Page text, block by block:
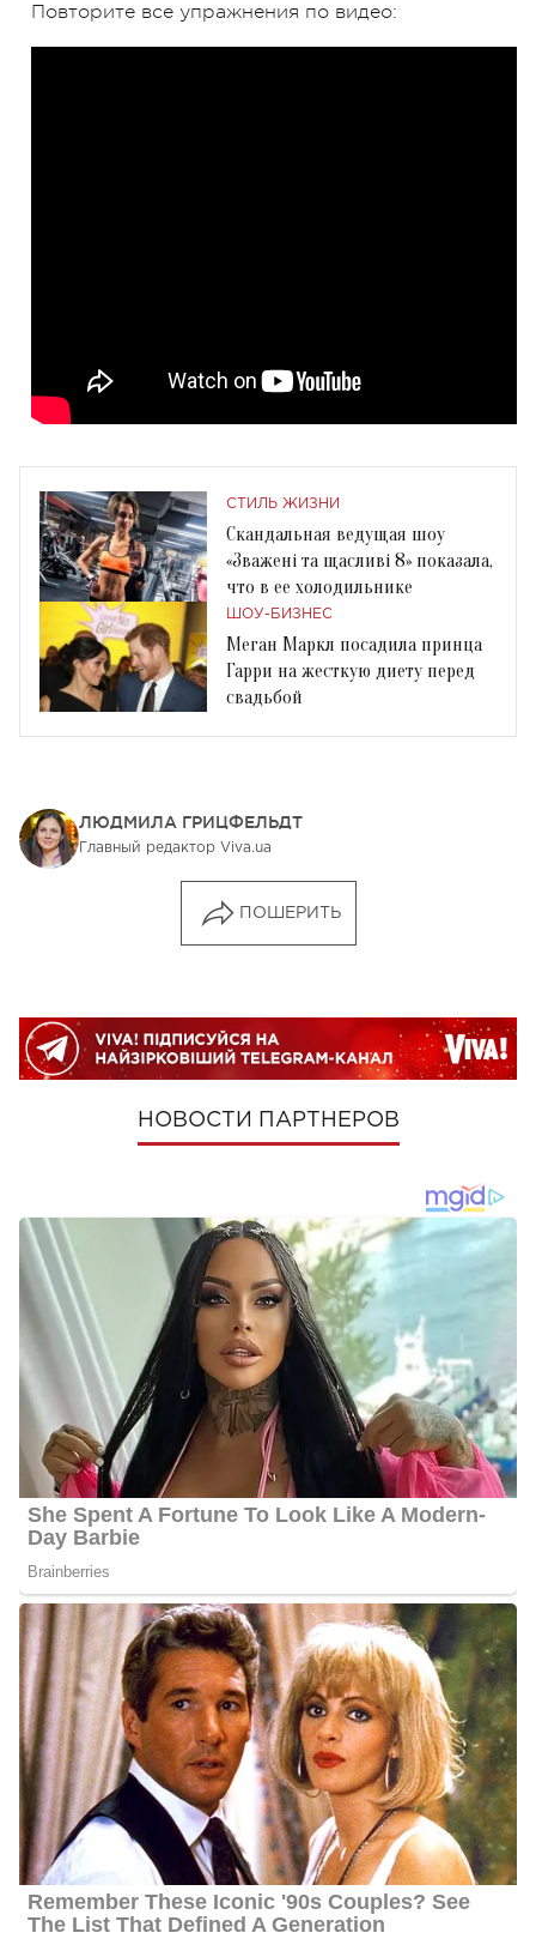
Повторите все упражнения по видео:
СТИЛЬ ЖИЗНИ
Скандальная ведущая шоу
«Зважені та щасливі 8» показала,
что в ее холодильнике
ШОУ-БИЗНЕС
Меган Маркл посадила принца
Гарри на жесткую диету перед
свадьбой
ЛЮДМИЛА ГРИЦФЕЛЬДТ
Главный редактор Viva.ua
ПОШЕРИТЬ
НОВОСТИ ПАРТНЕРОВ